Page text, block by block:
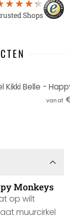
Shops
vanaf
Monkeys
op wilt
muurcirkel